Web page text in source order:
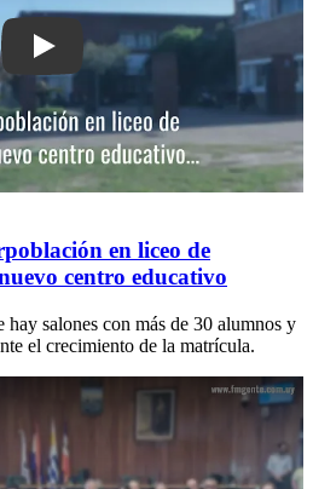
Play: Docentes alertan
en liceo de
centro educativo
hay salones con más de 30 alumnos y
el crecimiento de la matrícula.